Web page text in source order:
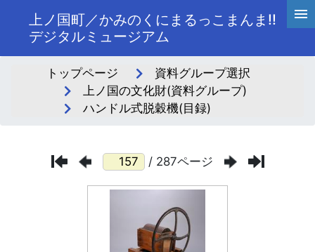
上ノ国町／かみのくにまるっこまんま!!
デジタルミュージアム
トップページ
資料グループ選択
上ノ国の文化財(資料グループ)
ハンドル式脱穀機(目録)
/ 287ページ